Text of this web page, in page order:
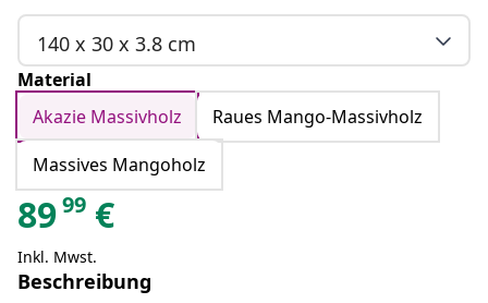
140 x 30 x 3.8 cm
Material
Akazie Massivholz
Raues Mango-Massivholz
Massives Mangoholz
8999 €
Inkl. Mwst.
Beschreibung